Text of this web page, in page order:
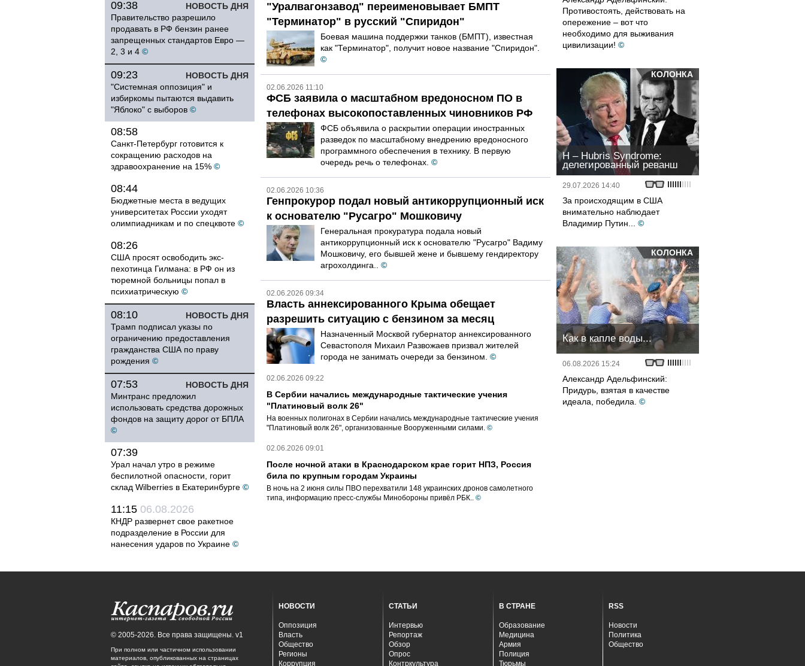
НОВОСТЬ ДНЯ
09:38
Правительство разрешило
продавать в РФ бензин ранее
запрещенных стандартов Евро —
2, 3 и 4 ©
НОВОСТЬ ДНЯ
09:23
"Системная оппозиция" и
избиркомы пытаются выдавить
"Яблоко" с выборов ©
08:58
Санкт-Петербург готовится к
сокращению расходов на
здравоохранение на 15% ©
08:44
Бюджетные места в ведущих
университетах России уходят
олимпиадникам и по спецквоте ©
08:26
США просят освободить экс-
пехотинца Гилмана: в РФ он из
тюремной больницы попал в
психиатрическую ©
НОВОСТЬ ДНЯ
08:10
Трамп подписал указы по
ограничению предоставления
гражданства США по праву
рождения ©
НОВОСТЬ ДНЯ
07:53
Минтранс предложил
использовать средства дорожных
фондов на защиту дорог от БПЛА
©
07:39
Урал начал утро в режиме
беспилотной опасности, горит
склад Wilberries в Екатеринбурге ©
11:15 06.08.2026
КНДР развернет свое ракетное
подразделение в России для
нанесения ударов по Украине ©
"Уралвагонзавод" переименовывает БМПТ
"Терминатор" в русский "Спиридон"
Боевая машина поддержки танков (БМПТ), известная
как "Терминатор", получит новое название "Спиридон".
©
02.06.2026 11:10
ФСБ заявила о масштабном вредоносном ПО в
телефонах высокопоставленных чиновников РФ
ФСБ объявила о раскрытии операции иностранных
разведок по масштабному внедрению вредоносного
программного обеспечения в технику. В первую
очередь речь о телефонах. ©
02.06.2026 10:36
Генпрокурор подал новый антикоррупционный иск
к основателю "Русагро" Мошковичу
Генеральная прокуратура подала новый
антикоррупционный иск к основателю "Русагро" Вадиму
Мошковичу, его бывшей жене и бывшему гендиректору
агрохолдинга..
©
02.06.2026 09:34
Власть аннексированного Крыма обещает
разрешить ситуацию с бензином за месяц
Назначенный Москвой губернатор аннексированного
Севастополя Михаил Развожаев призвал жителей
города не занимать очереди за бензином. ©
02.06.2026 09:22
В Сербии начались международные тактические учения
"Платиновый волк 26"
На военных полигонах в Сербии начались международные тактические учения
"Платиновый волк 26", организованные Вооруженными силами. ©
02.06.2026 09:01
После ночной атаки в Краснодарском крае горит НПЗ, Россия
била по крупным городам Украины
В ночь на 2 июня силы ПВО перехватили 148 украинских дронов самолетного
типа, информацию пресс-службы Минобороны привёл РБК.. ©
Противостоять, действовать на
опережение – вот что
необходимо для выживания
цивилизации! ©
КОЛОНКА
H – Hubris Syndrome:
делегированный реванш
29.07.2026 14:40
За происходящим в США
внимательно наблюдает
Владимир Путин...
©
КОЛОНКА
Как в капле воды...
06.08.2026 15:24
Александр Адельфинский:
Придурь, взятая в качестве
идеала, победила. ©
© 2005-2026. Все права защищены. v1
При полном или частичном использовании
материалов, опубликованных на страницах
НОВОСТИ
Оппозиция
Власть
Общество
Регионы
Коррупция
СТАТЬИ
Интервью
Репортаж
Обзор
Опрос
Контркультура
В СТРАНЕ
Образование
Медицина
Армия
Полиция
Тюрьмы
RSS
Новости
Политика
Общество